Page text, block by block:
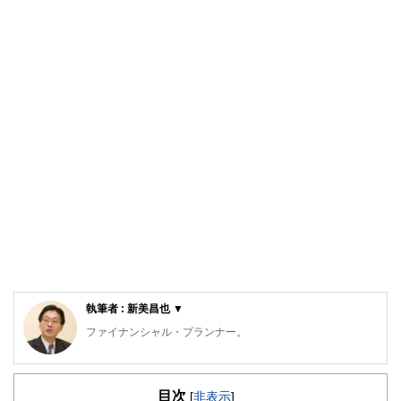
執筆者 : 新美昌也 ▼
ファイナンシャル・プランナー。
ライフプラン・キャッシュフロー分析に基づいた家計相談を
が多い。教育資金、住宅購入、年金、資産運用、保険、離婚
目次 [非表示]